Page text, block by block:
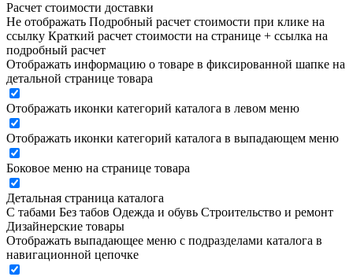
Расчет стоимости доставки
Не отображать Подробный расчет стоимости при клике на
ссылку Краткий расчет стоимости на странице + ссылка на
подробный расчет
Отображать информацию о товаре в фиксированной шапке на
детальной странице товара
Отображать иконки категорий каталога в левом меню
Отображать иконки категорий каталога в выпадающем меню
Боковое меню на странице товара
Детальная страница каталога
С табами Без табов Одежда и обувь Строительство и ремонт
Дизайнерские товары
Отображать выпадающее меню с подразделами каталога в
навигационной цепочке